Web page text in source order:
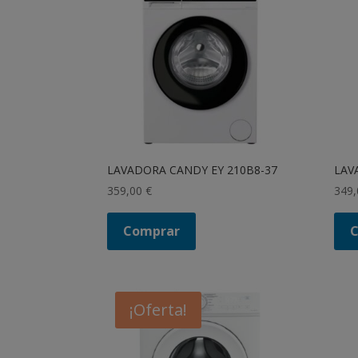
LAVADORA CANDY EY 210B8-37
359,00 €
Comprar
¡Oferta!